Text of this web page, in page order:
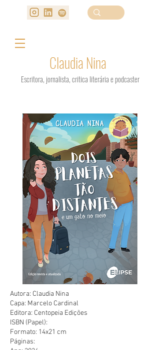
Claudia Nina
Escritora, jornalista, critica literária e podcaster
Autora: Claudia Nina
Capa: Marcelo Cardinal
Editora: Centopeia Edições
ISBN (Papel):
Formato: 14x21 cm
Páginas: